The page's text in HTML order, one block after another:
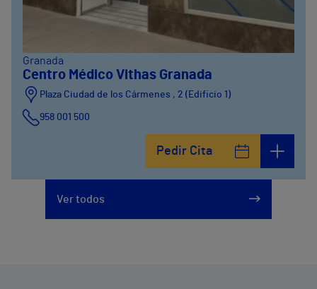
Granada
Centro Médico Vithas Granada
Plaza Ciudad de los Cármenes , 2 (Edificio 1)
958 001 500
Pedir Cita
Ver todos